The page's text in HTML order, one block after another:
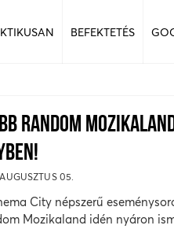
BEFEKTETÉS
RANDOM
05.
City népszerű
Mozikaland idén nyáron